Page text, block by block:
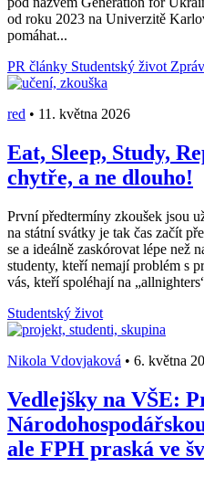
od roku 2023 na Univerzitě
pomáhat...
PR články Studentský život
red • 11. května 2026
Eat, Sleep, Study,
chytře, a ne dlouho!
První předtermíny zkoušek jsou
na státní svátky je tak čas začít
se a ideálně zaskórovat lépe než
studenty, kteří nemají problém s
vás, kteří spoléhají na
Studentský život
Nikola Vdovjaková • 6. května
Vedlejšky na VŠE:
ale FPH praská ve